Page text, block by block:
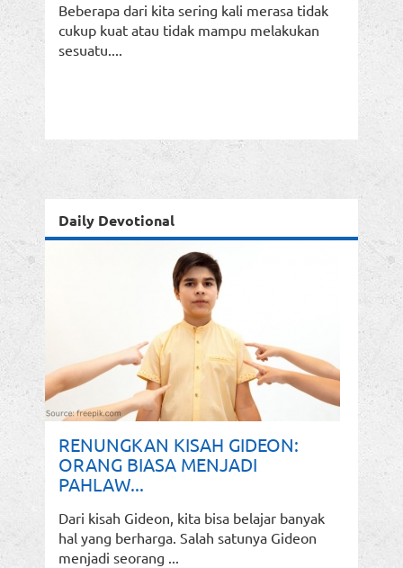
Beberapa dari kita sering kali merasa tidak
cukup kuat atau tidak mampu melakukan
sesuatu....
Daily Devotional
RENUNGKAN KISAH GIDEON:
ORANG BIASA MENJADI
PAHLAW...
Dari kisah Gideon, kita bisa belajar banyak
hal yang berharga. Salah satunya Gideon
menjadi seorang ...